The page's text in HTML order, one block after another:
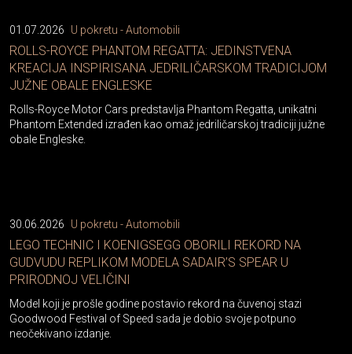
01.07.2026 U pokretu - Automobili
ROLLS-ROYCE PHANTOM REGATTA: JEDINSTVENA
KREACIJA INSPIRISANA JEDRILIČARSKOM TRADICIJOM
JUŽNE OBALE ENGLESKE
Rolls-Royce Motor Cars predstavlja Phantom Regatta, unikatni
Phantom Extended izrađen kao omaž jedriličarskoj tradiciji južne
obale Engleske.
30.06.2026 U pokretu - Automobili
LEGO TECHNIC I KOENIGSEGG OBORILI REKORD NA
GUDVUDU REPLIKOM MODELA SADAIR’S SPEAR U
PRIRODNOJ VELIČINI
Model koji je prošle godine postavio rekord na čuvenoj stazi
Goodwood Festival of Speed sada je dobio svoje potpuno
neočekivano izdanje.